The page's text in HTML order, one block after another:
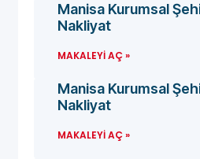
Manisa Kurumsal
Nakliyat
MAKALEYI AÇ »
Manisa Kurumsal
Nakliyat
MAKALEYI AÇ »